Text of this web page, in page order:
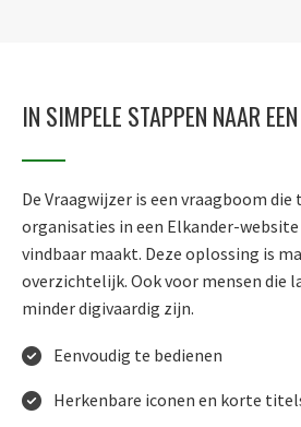
IN SIMPELE STAPPEN NAAR
De Vraagwijzer is een vraagboom die
organisaties in een Elkander-
vindbaar maakt. Deze oplossing is
overzichtelijk. Ook voor mensen die
minder digivaardig zijn.
Eenvoudig te bedienen
Herkenbare iconen en korte